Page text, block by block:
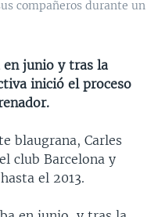
compañeros durante un
en junio y tras la
inició el proceso
blaugrana, Carles
club Barcelona y
el 2013.